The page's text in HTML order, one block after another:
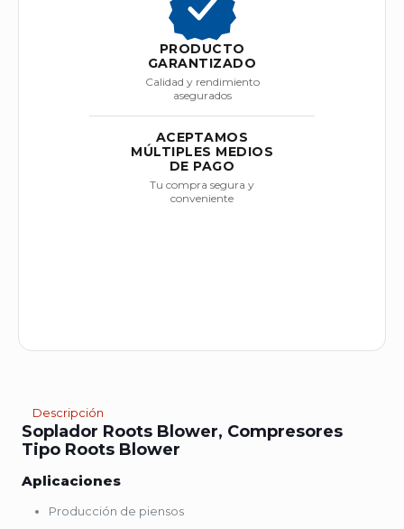
PRODUCTO
GARANTIZADO
Calidad y rendimiento
asegurados
ACEPTAMOS
MÚLTIPLES MEDIOS
DE PAGO
Tu compra segura y
conveniente
Descripción
Soplador Roots Blower, Compresores
Tipo Roots Blower
Aplicaciones
Producción de piensos